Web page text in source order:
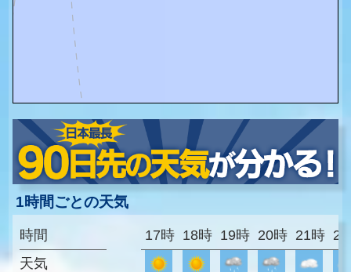
1時間ごとの天気
時間
天気
17時 18時 19時 20時 21時